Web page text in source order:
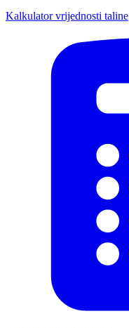
Kalkulator vrijednosti taline